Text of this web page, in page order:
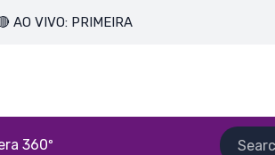
PRIMEIRA MISSA DO PE. HEITOR
360º